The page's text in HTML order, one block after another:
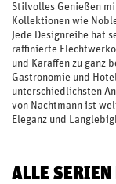
Stilvolles Genießen
Kollektionen wie
Jede Designreihe hat
raffinierte
und Karaffen zu ganz
Gastronomie und
unterschiedlichsten
von Nachtmann ist
Eleganz und
ALLE